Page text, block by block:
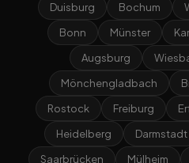
Duisburg
Bochum
Bonn
Münster
Augsburg
Mönchengladbach
Rostock
Freiburg
Heidelberg
Darmstadt
Saarbrücken
Mülheim